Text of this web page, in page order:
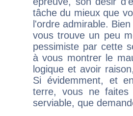
tâche du mieux que
l'ordre admirable.
vous trouve un peu
pessimiste par cette
à vous montrer le
logique et avoir
Si évidemment, et
terre, vous ne
serviable, que